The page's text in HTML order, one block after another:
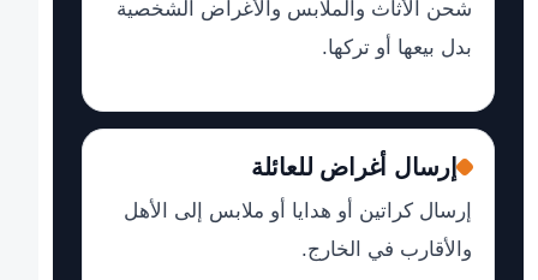
شحن الأثاث والملابس والأغراض الشخصية
بدل بيعها أو تركها.
إرسال أغراض للعائلة
إرسال كراتين أو هدايا أو ملابس إلى الأهل
والأقارب في الخارج.